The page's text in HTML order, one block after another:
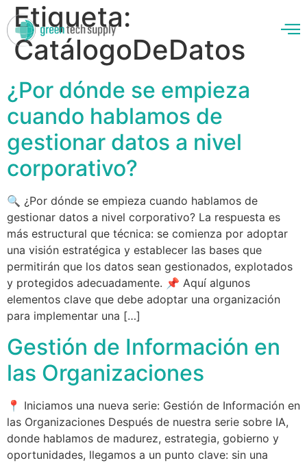
Etiqueta:
CatálogoDeDatos
¿Por dónde se empieza
cuando hablamos de
gestionar datos a nivel
corporativo?
🔍 ¿Por dónde se empieza cuando hablamos de
gestionar datos a nivel corporativo? La respuesta es
más estructural que técnica: se comienza por adoptar
una visión estratégica y establecer las bases que
permitirán que los datos sean gestionados, explotados
y protegidos adecuadamente. 📌 Aquí algunos
elementos clave que debe adoptar una organización
para implementar una […]
Gestión de Información en
las Organizaciones
📍 Iniciamos una nueva serie: Gestión de Información en
las Organizaciones Después de nuestra serie sobre IA,
donde hablamos de madurez, estrategia, gobierno y
oportunidades, llegamos a un punto clave: sin una